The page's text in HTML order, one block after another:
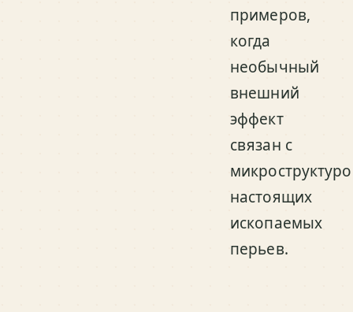
примеров,
когда
необычный
внешний
эффект
связан с
настоящих
ископаемых
перьев.